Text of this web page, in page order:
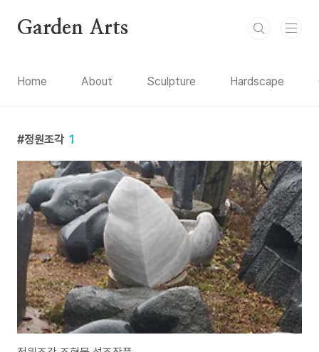
Garden Arts
Home About Sculpture Hardscape
정원조각 1